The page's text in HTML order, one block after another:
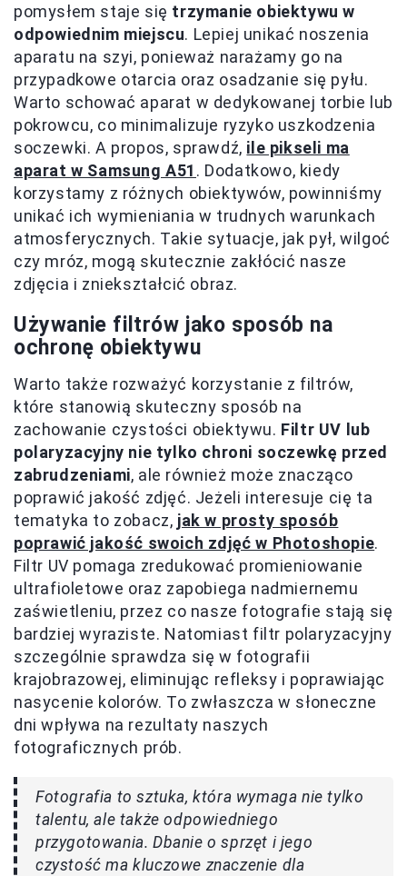
pomysłem staje się trzymanie obiektywu w
odpowiednim miejscu. Lepiej unikać noszenia
aparatu na szyi, ponieważ narażamy go na
przypadkowe otarcia oraz osadzanie się pyłu.
Warto schować aparat w dedykowanej torbie lub
pokrowcu, co minimalizuje ryzyko uszkodzenia
soczewki. A propos, sprawdź, ile pikseli ma
aparat w Samsung A51 . Dodatkowo, kiedy
korzystamy z różnych obiektywów, powinniśmy
unikać ich wymieniania w trudnych warunkach
atmosferycznych. Takie sytuacje, jak pył, wilgoć
czy mróz, mogą skutecznie zakłócić nasze
zdjęcia i zniekształcić obraz.
Używanie filtrów jako sposób na
ochronę obiektywu
Warto także rozważyć korzystanie z filtrów,
które stanowią skuteczny sposób na
zachowanie czystości obiektywu. Filtr UV lub
polaryzacyjny nie tylko chroni soczewkę przed
zabrudzeniami, ale również może znacząco
poprawić jakość zdjęć. Jeżeli interesuje cię ta
tematyka to zobacz, jak w prosty sposób
poprawić jakość swoich zdjęć w Photoshopie.
Filtr UV pomaga zredukować promieniowanie
ultrafioletowe oraz zapobiega nadmiernemu
zaświetleniu, przez co nasze fotografie stają się
bardziej wyraziste. Natomiast filtr polaryzacyjny
szczególnie sprawdza się w fotografii
krajobrazowej, eliminując refleksy i poprawiając
nasycenie kolorów. To zwłaszcza w słoneczne
dni wpływa na rezultaty naszych
fotograficznych prób.
Fotografia to sztuka, która wymaga nie tylko
talentu, ale także odpowiedniego
przygotowania. Dbanie o sprzęt i jego
czystość ma kluczowe znaczenie dla